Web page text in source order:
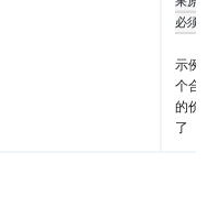
必须填
示例值
个合同
的价格
了